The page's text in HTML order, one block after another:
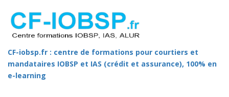
CF-iobsp.fr : centre de formations pour courtiers et
mandataires IOBSP et IAS (crédit et assurance), 100% en
e-learning